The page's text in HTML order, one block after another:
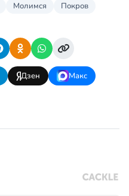
Молимся Покров
Дзен Макс